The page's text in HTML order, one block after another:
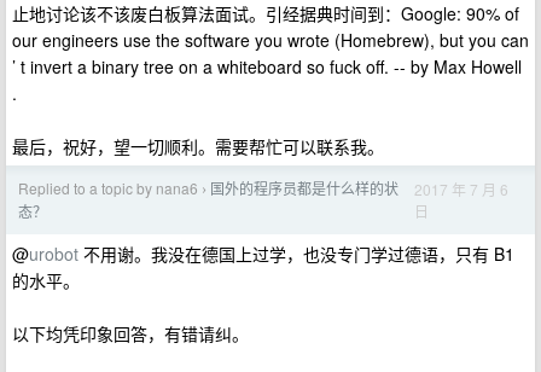
止地讨论该不该废白板算法面试。引经据典时间到：Google: 90% of
our engineers use the software you wrote (Homebrew), but you can
’ t invert a binary tree on a whiteboard so fuck off. -- by Max Howell
‏.
最后，祝好，望一切顺利。需要帮忙可以联系我。
Replied to a topic by nana6 › 国外的程序员都是什么样的状
态？
2017 年 7 月 6
日
@urobot 不用谢。我没在德国上过学，也没专门学过德语，只有 B1
的水平。
以下均凭印象回答，有错请纠。